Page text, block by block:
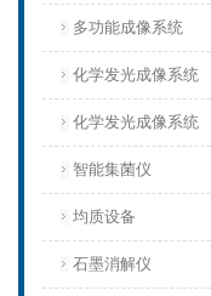
多功能成像系统
化学发光成像系统
化学发光成像系统
智能集菌仪
均质设备‌
石墨消解仪